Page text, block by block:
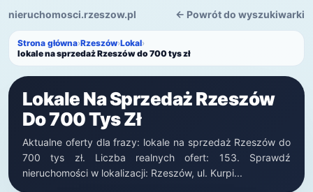
nieruchomosci.rzeszow.pl ← Powrót do wyszukiwarki
Strona główna›Rzeszów›Lokal›
lokale na sprzedaż Rzeszów do 700 tys zł
Lokale Na Sprzedaż Rzeszów
Do 700 Tys Zł
Aktualne oferty dla frazy: lokale na sprzedaż Rzeszów do
700 tys zł. Liczba realnych ofert: 153. Sprawdź
nieruchomości w lokalizacji: Rzeszów, ul. Kurpi...